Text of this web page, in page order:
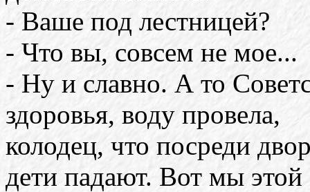
- Ваше под лестницей?
- Что вы, совсем не мое...
- Ну и славно. А то
здоровья, воду провела,
колодец, что посреди
дети падают. Вот мы этой